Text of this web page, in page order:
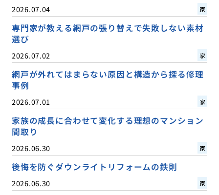
2026.07.04 家
専門家が教える網戸の張り替えで失敗しない素材
選び
2026.07.02 家
網戸が外れてはまらない原因と構造から探る修理
事例
2026.07.01 家
家族の成長に合わせて変化する理想のマンション
間取り
2026.06.30 家
後悔を防ぐダウンライトリフォームの鉄則
2026.06.30 家